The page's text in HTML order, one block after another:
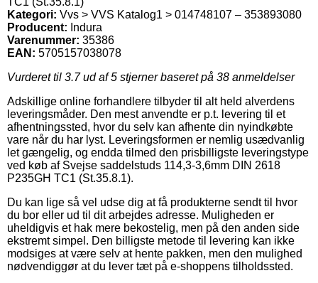
Kategori: Vvs > VVS Katalog1 > 014748107 – 353893080
Producent: Indura
Varenummer: 35386
EAN: 5705157038078
Vurderet til 3.7ud af 5 stjerner baseret på 38 anmeldelser
Adskillige online forhandlere tilbyder til alt held alverdens
leveringsmåder. Den mest anvendte er p.t. levering til et
afhentningssted, hvor du selv kan afhente din nyindkøbte
vare når du har lyst. Leveringsformen er nemlig usædvanlig
let gængelig, og endda tilmed den prisbilligste leveringstype
ved køb af Svejse saddelstuds 114,3-3,6mm DIN 2618
P235GH TC1 (St.35.8.1).
Du kan lige så vel udse dig at få produkterne sendt til hvor
du bor eller ud til dit arbejdes adresse. Muligheden er
uheldigvis et hak mere bekostelig, men på den anden side
ekstremt simpel. Den billigste metode til levering kan ikke
modsiges at være selv at hente pakken, men den mulighed
nødvendiggør at du lever tæt på e-shoppens tilholdssted.